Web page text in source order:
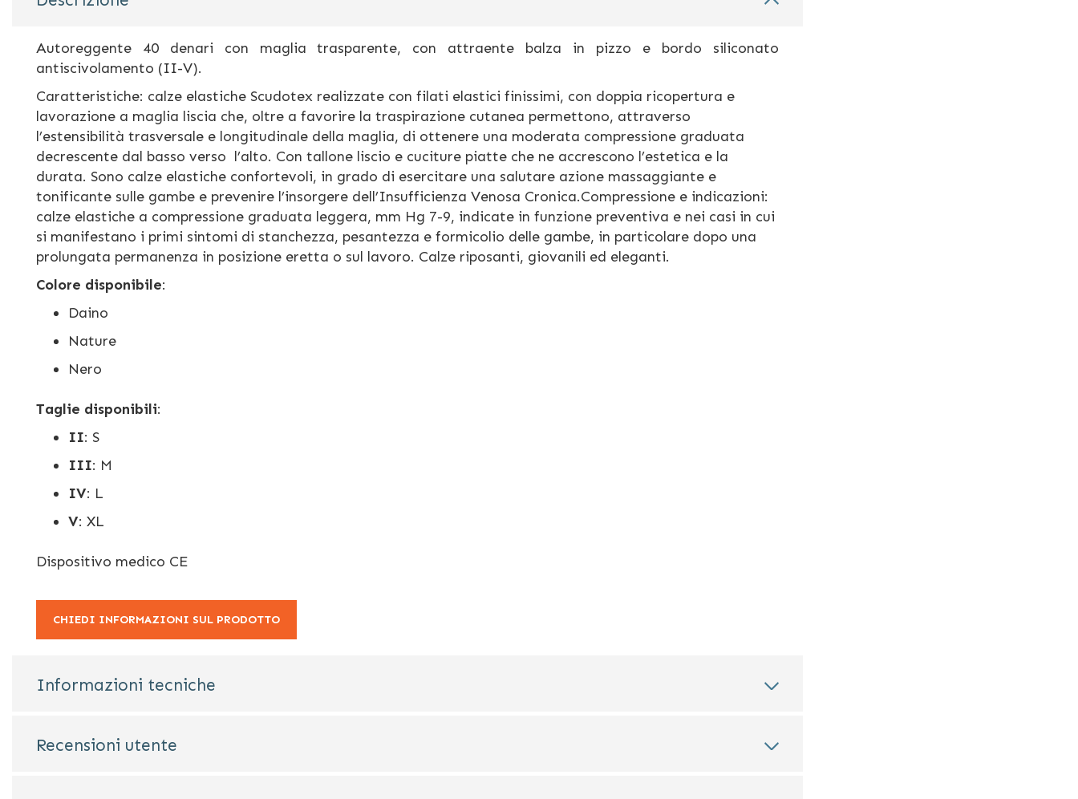
Autoreggente 40 denari con maglia trasparente, con attraente balza in pizzo e bordo siliconato
antiscivolamento (II-V).
Caratteristiche: calze elastiche Scudotex realizzate con filati elastici finissimi, con doppia ricopertura e
lavorazione a maglia liscia che, oltre a favorire la traspirazione cutanea permettono, attraverso
l’estensibilità trasversale e longitudinale della maglia, di ottenere una moderata compressione graduata
decrescente dal basso verso l’alto. Con tallone liscio e cuciture piatte che ne accrescono l’estetica e la
durata. Sono calze elastiche confortevoli, in grado di esercitare una salutare azione massaggiante e
tonificante sulle gambe e prevenire l’insorgere dell’Insufficienza Venosa Cronica.Compressione e indicazioni:
calze elastiche a compressione graduata leggera, mm Hg 7-9, indicate in funzione preventiva e nei casi in cui
si manifestano i primi sintomi di stanchezza, pesantezza e formicolio delle gambe, in particolare dopo una
prolungata permanenza in posizione eretta o sul lavoro. Calze riposanti, giovanili ed eleganti.
Colore disponibile:
Daino
Nature
Nero
Taglie disponibili:
II: S
III: M
IV: L
V: XL
Dispositivo medico CE
CHIEDI INFORMAZIONI SUL PRODOTTO
Informazioni tecniche
Recensioni utente